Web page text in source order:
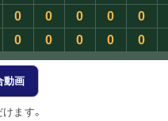
0 0 0 0 0
0 0 0 0 0
動画
ます。